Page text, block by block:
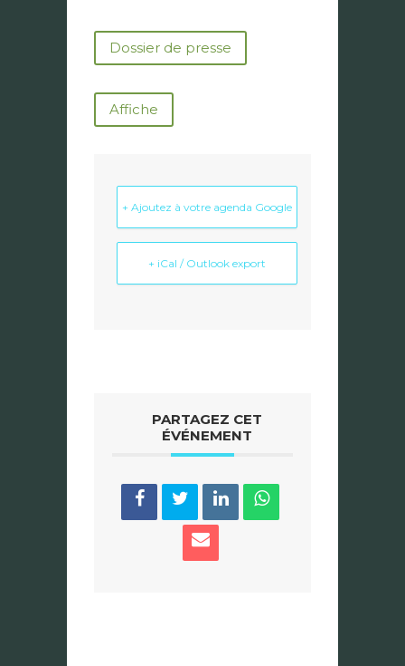
Dossier de presse
Affiche
+ Ajoutez à votre agenda Google
+ iCal / Outlook export
PARTAGEZ CET
ÉVÉNEMENT